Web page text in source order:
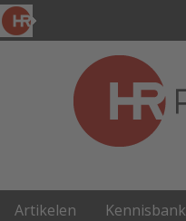
Artikelen Kennisbank